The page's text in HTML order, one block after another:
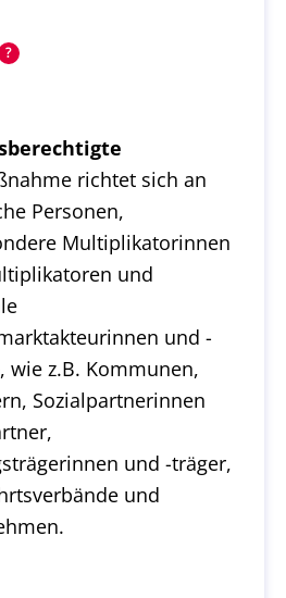
richtet sich an
Personen,
Multiplikatorinnen
und
und -
wie z.B. Kommunen,
Sozialpartnerinnen
und -träger,
und